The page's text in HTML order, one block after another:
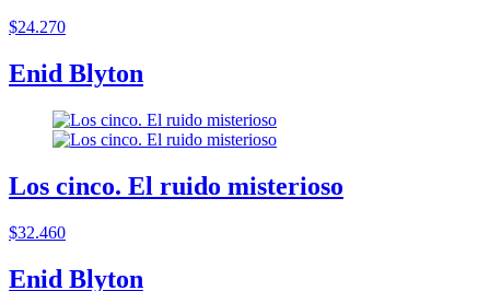
$24.270
Enid Blyton
Los cinco. El ruido misterioso
$32.460
Enid Blyton